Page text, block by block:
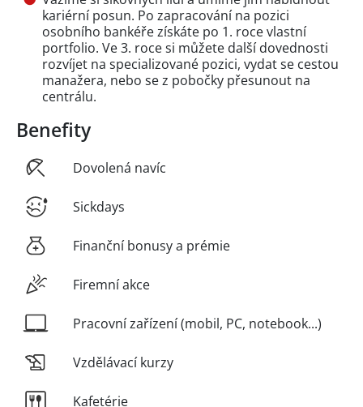
kariérní posun. Po zapracování na pozici
osobního bankéře získáte po 1. roce vlastní
portfolio. Ve 3. roce si můžete další dovednosti
rozvíjet na specializované pozici, vydat se cestou
manažera, nebo se z pobočky přesunout na
centrálu.
Benefity
Dovolená navíc
Sickdays
Finanční bonusy a prémie
Firemní akce
Pracovní zařízení (mobil, PC, notebook...)
Vzdělávací kurzy
Kafetérie